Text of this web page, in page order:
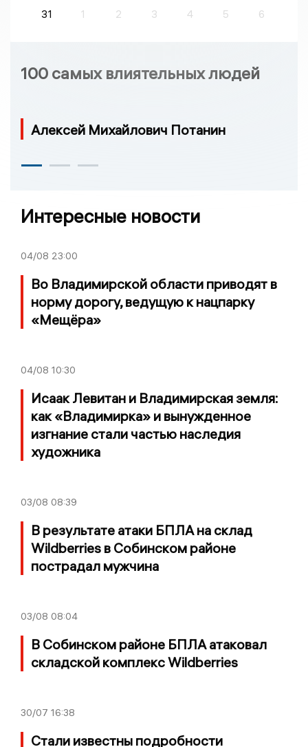
31
1 2 3 4 5 6
100 самых влиятельных людей
Алексей Михайлович Потанин
Интересные новости
04/08 23:00
Во Владимирской области приводят в
норму дорогу, ведущую к нацпарку
«Мещёра»
04/08 10:30
Исаак Левитан и Владимирская земля:
как «Владимирка» и вынужденное
изгнание стали частью наследия
художника
03/08 08:39
В результате атаки БПЛА на склад
Wildberries в Собинском районе
пострадал мужчина
03/08 08:04
В Собинском районе БПЛА атаковал
складской комплекс Wildberries
30/07 16:38
Стали известны подробности